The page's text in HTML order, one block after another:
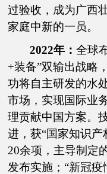
过验收，成为广西
家庭中新的一员。
2022年：全球
+装备”双输出战略
功将自主研发的水
市场，实现国际业
理贡献中国方案。
进，获“国家知识产
20余项，主导制定
发布实施；“新冠